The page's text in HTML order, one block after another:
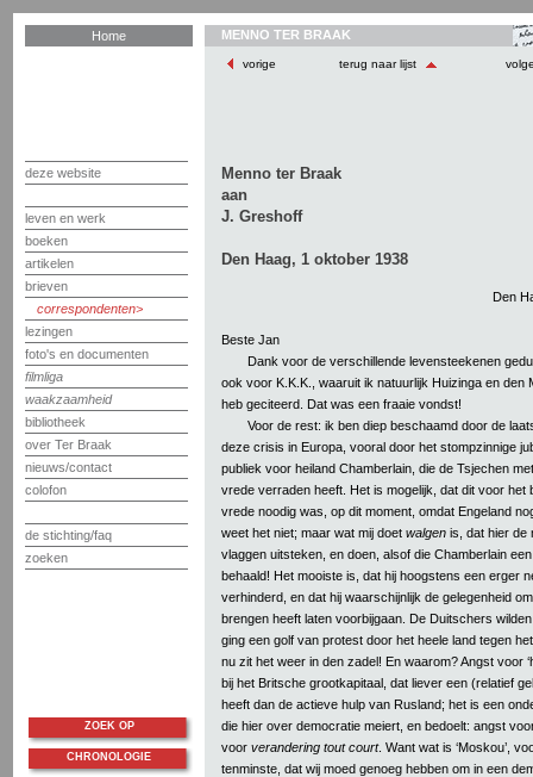
Home
deze website
leven en werk
boeken
artikelen
brieven
correspondenten
lezingen
foto's en documenten
filmliga
waakzaamheid
bibliotheek
over Ter Braak
nieuws/contact
colofon
de stichting/faq
zoeken
MENNO TER BRAAK
vorige terug naar lijst
Menno ter Braak
aan
J. Greshoff
Den Haag, 1 oktober 1938
Den
Beste Jan
Dank voor de verschillende levensteekenen
ook voor K.K.K., waaruit ik natuurlijk Huizinga en den
heb geciteerd. Dat was een fraaie vondst!
Voor de rest: ik ben diep beschaamd door de
deze crisis in Europa, vooral door het stompzinnige
publiek voor heiland Chamberlain, die de Tsjechen
vrede verraden heeft. Het is mogelijk, dat dit voor het
vrede noodig was, op dit moment, omdat Engeland
weet het niet; maar wat mij doet walgen is, dat hier de
vlaggen uitsteken, en doen, alsof die Chamberlain
behaald! Het mooiste is, dat hij hoogstens een erger
verhinderd, en dat hij waarschijnlijk de gelegenheid
brengen heeft laten voorbijgaan. De Duitschers
ging een golf van protest door het heele land tegen
nu zit het weer in den zadel! En waarom? Angst voor
bij het Britsche grootkapitaal, dat liever een (relatief
heeft dan de actieve hulp van Rusland; het is een
die hier over democratie meiert, en bedoelt: angst
voor verandering tout court. Want wat is ‘Moskou’,
tenminste, dat wij moed genoeg hebben om in een
ZOEK OP
CHRONOLOGIE